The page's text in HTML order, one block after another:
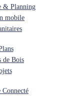
& Planning
mobile
de Bois